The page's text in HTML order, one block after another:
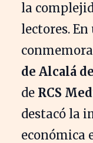
la
lectores.
de Alcalá
de RCS
destacó la
económica